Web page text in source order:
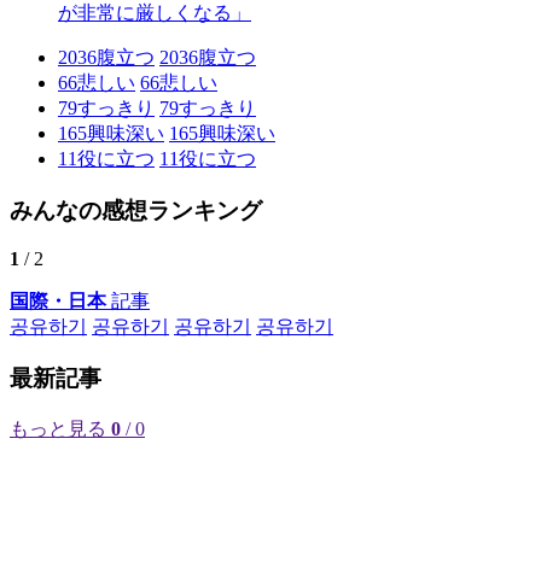
が非常に厳しくなる」
2036腹立つ 2036腹立つ
66悲しい 66悲しい
79すっきり 79すっきり
165興味深い 165興味深い
11役に立つ 11役に立つ
みんなの感想ランキング
1 / 2
国際・日本記事
공유하기
공유하기 공유하기 공유하기
最新記事
もっと見る 0 / 0